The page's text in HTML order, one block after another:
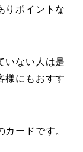
りポイントな
いない人は是
様にもおすす
ードです。